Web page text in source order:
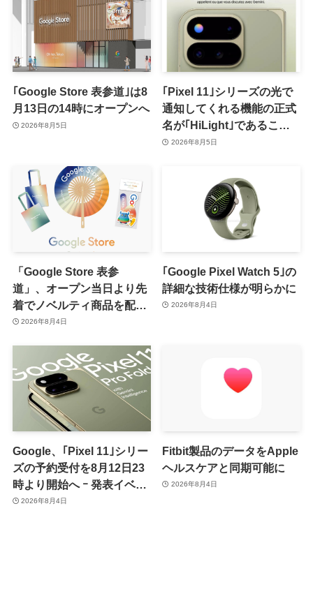
｢Google Store 表参道｣は8
月13日の14時にオープンへ
2026年8月5日
｢Pixel 11｣シリーズの光で
通知してくれる機能の正式
名が｢HiLight｣であること
が確認される
2026年8月5日
「Google Store 表参
道」、オープン当日より先
着でノベルティ商品を配布
へ2026年8月4日
｢Google Pixel Watch 5｣の
詳細な技術仕様が明らかに
2026年8月4日
Google、｢Pixel 11｣シリー
ズの予約受付を8月12日23
時より開始へ ｰ 発表イベン
トは翌13日午前7時〜
2026年8月4日
Fitbit製品のデータをApple
ヘルスケアと同期可能に
2026年8月4日